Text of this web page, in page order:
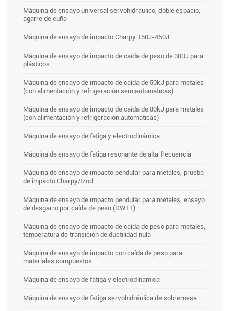
Máquina de ensayo universal servohidráulico, doble espacio,
agarre de cuña
Máquina de ensayo de impacto Charpy 150J-450J
Máquina de ensayo de impacto de caída de peso de 300J para
plásticos
Máquina de ensayo de impacto de caída de 50kJ para metales
(con alimentación y refrigeración semiautomáticas)
Máquina de ensayo de impacto de caída de 80kJ para metales
(con alimentación y refrigeración automáticas)
Máquina de ensayo de fatiga y electrodinámica
Máquina de ensayo de fatiga resonante de alta frecuencia
Máquina de ensayo de impacto pendular para metales, prueba
de impacto Charpy/Izod
Máquina de ensayo de impacto pendular para metales, ensayo
de desgarro por caída de peso (DWTT)
Máquina de ensayo de impacto de caída de peso para metales,
temperatura de transición de ductilidad nula
Máquina de ensayo de impacto con caída de peso para
materiales compuestos
Máquina de ensayo de fatiga y electrodinámica
Máquina de ensayo de fatiga servohidráulica de sobremesa